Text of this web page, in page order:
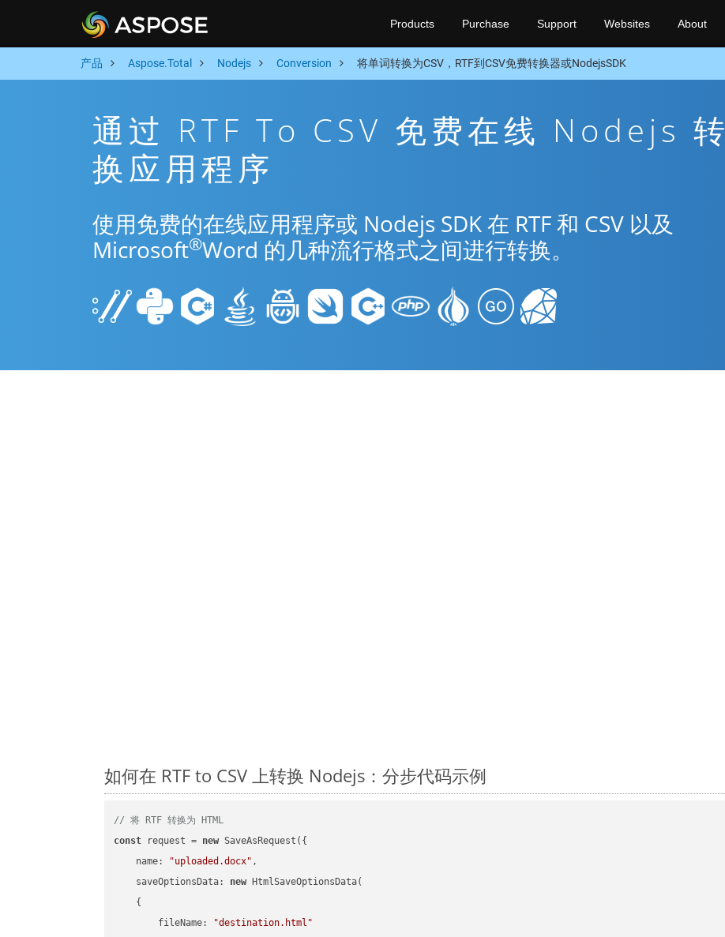
Products Purchase Support Websites About
产品 Aspose.Total Nodejs Conversion 将单词转换为CSV，RTF到CSV免费转换器或NodejsSDK
通过 RTF To CSV 免费在线 Nodejs 转
换应用程序
使用免费的在线应用程序或 Nodejs SDK 在 RTF 和 CSV 以及
Microsoft®Word 的几种流行格式之间进行转换。
如何在 RTF to CSV 上转换 Nodejs：分步代码示例
// 将 RTF 转换为 HTML
const request = new SaveAsRequest({
name: "uploaded.docx" ,
saveOptionsData: new HtmlSaveOptionsData(
    {
fileName:
"destination.html"